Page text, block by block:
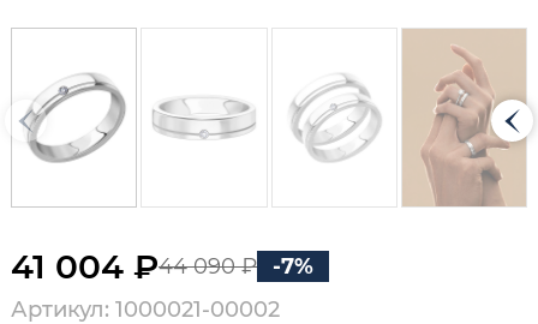
41 004 ₽44 090 ₽
-7%
Артикул: 1000021-00002